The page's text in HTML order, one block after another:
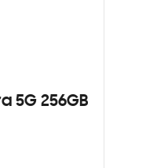
5G 256GB